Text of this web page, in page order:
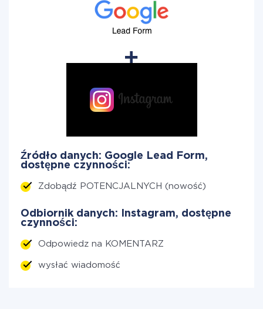
Źródło danych: Google Lead Form,
dostępne czynności:
Zdobądź POTENCJALNYCH (nowość)
Odbiornik danych: Instagram, dostępne
czynności:
Odpowiedz na KOMENTARZ
wysłać wiadomość